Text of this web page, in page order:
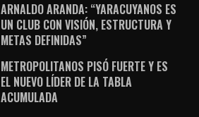
ARNALDO ARANDA: “YARACUYANOS ES
UN CLUB CON VISIÓN, ESTRUCTURA Y
METAS DEFINIDAS”
METROPOLITANOS PISÓ FUERTE Y ES
EL NUEVO LÍDER DE LA TABLA
ACUMULADA